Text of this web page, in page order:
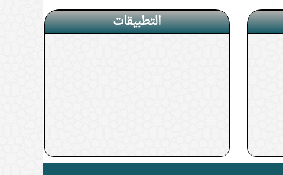
التطبيقات